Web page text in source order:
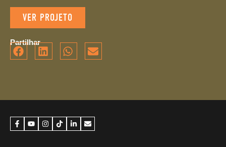
VER PROJETO
Partilhar